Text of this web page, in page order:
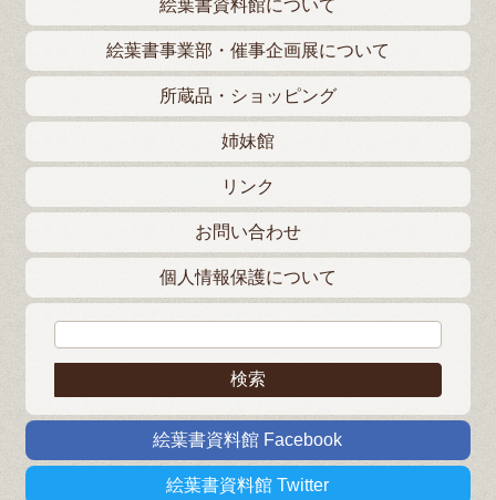
絵葉書資料館について
絵葉書事業部・催事企画展について
所蔵品・ショッピング
姉妹館
リンク
お問い合わせ
個人情報保護について
絵葉書資料館 Facebook
絵葉書資料館 Twitter